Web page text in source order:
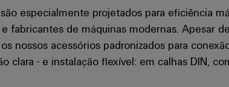
especialmente projetados para eficiência
fabricantes de máquinas modernas. Apesar
nossos acessórios padronizados para
clara - e instalação flexível: em calhas DIN,